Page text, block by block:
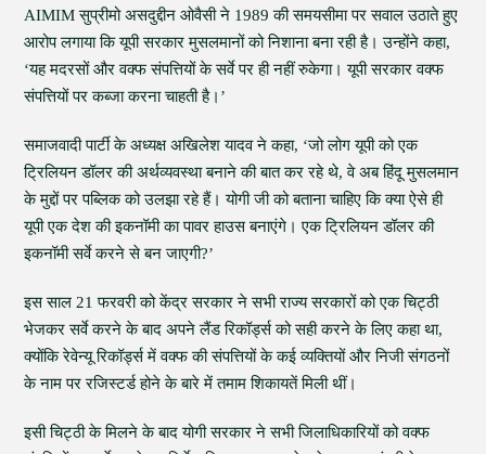
AIMIM सुप्रीमो असदुद्दीन ओवैसी ने 1989 की समयसीमा पर सवाल उठाते हुए
आरोप लगाया कि यूपी सरकार मुसलमानों को निशाना बना रही है। उन्होंने कहा,
‘यह मदरसों और वक्फ संपत्तियों के सर्वे पर ही नहीं रुकेगा। यूपी सरकार वक्फ
संपत्तियों पर कब्जा करना चाहती है।’
समाजवादी पार्टी के अध्यक्ष अखिलेश यादव ने कहा, ‘जो लोग यूपी को एक
ट्रिलियन डॉलर की अर्थव्यवस्था बनाने की बात कर रहे थे, वे अब हिंदू मुसलमान
के मुद्दों पर पब्लिक को उलझा रहे हैं। योगी जी को बताना चाहिए कि क्या ऐसे ही
यूपी एक देश की इकनॉमी का पावर हाउस बनाएंगे। एक ट्रिलियन डॉलर की
इकनॉमी सर्वे करने से बन जाएगी?’
इस साल 21 फरवरी को केंद्र सरकार ने सभी राज्य सरकारों को एक चिट्ठी
भेजकर सर्वे करने के बाद अपने लैंड रिकॉर्ड्स को सही करने के लिए कहा था,
क्योंकि रेवेन्यू रिकॉर्ड्स में वक्फ की संपत्तियों के कई व्यक्तियों और निजी संगठनों
के नाम पर रजिस्टर्ड होने के बारे में तमाम शिकायतें मिली थीं।
इसी चिट्ठी के मिलने के बाद योगी सरकार ने सभी जिलाधिकारियों को वक्फ